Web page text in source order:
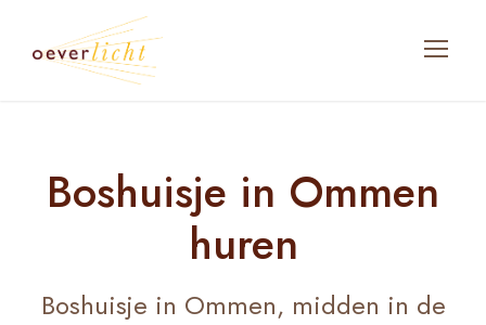
Boshuisje in Ommen
huren
Boshuisje in Ommen, midden in de